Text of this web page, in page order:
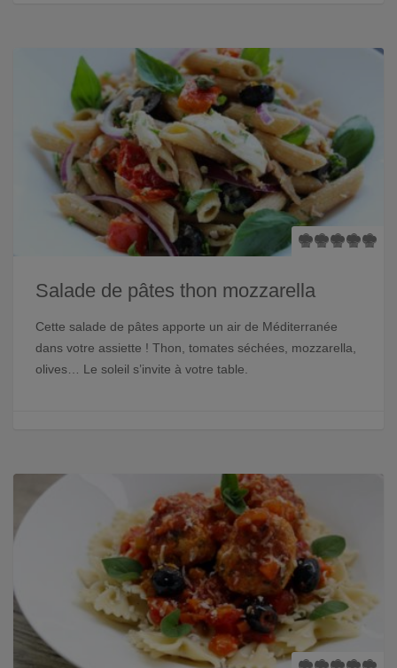
Salade de pâtes thon mozzarella
Cette salade de pâtes apporte un air de Méditerranée
dans votre assiette ! Thon, tomates séchées, mozzarella,
olives… Le soleil s’invite à votre table.